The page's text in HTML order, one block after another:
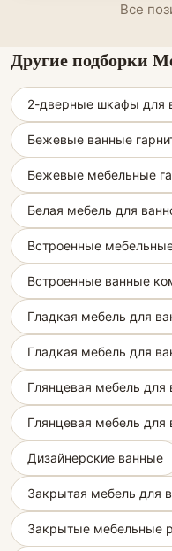
Все
Другие подборки
2-дверные шкафы для
Бежевые ванные
Бежевые мебельные
Белая мебель для
Встроенные
Встроенные ванные
Гладкая мебель для
Гладкая мебель для
Глянцевая мебель для
Глянцевая мебель для
Дизайнерские ванные
Закрытая мебель для
Закрытые мебельные